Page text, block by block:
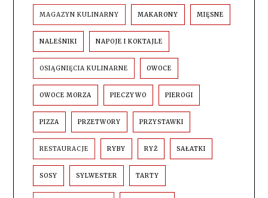
MAGAZYN KULINARNY MAKARONY MIĘSNE
NALEŚNIKI NAPOJE I KOKTAJLE
OSIĄGNIĘCIA KULINARNE OWOCE
OWOCE MORZA PIECZYWO PIEROGI
PIZZA PRZETWORY PRZYSTAWKI
RESTAURACJE RYBY RYŻ SAŁATKI
SOSY SYLWESTER TARTY